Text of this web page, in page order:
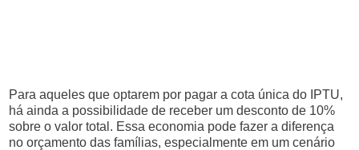
Para aqueles que optarem por pagar a cota única do IPTU,
há ainda a possibilidade de receber um desconto de 10%
sobre o valor total. Essa economia pode fazer a diferença
no orçamento das famílias, especialmente em um cenário